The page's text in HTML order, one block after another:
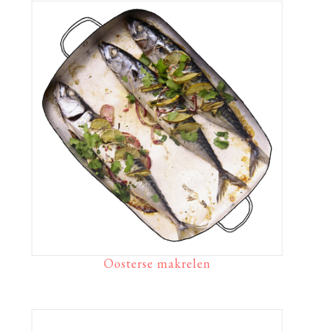
Oosterse makrelen